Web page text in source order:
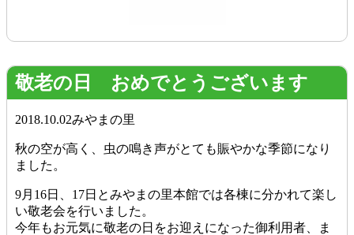
敬老の日 おめでとうございます
2018.10.02みやまの里
秋の空が高く、虫の鳴き声がとても賑やかな季節になり
ました。
9月16日、17日とみやまの里本館では各棟に分かれて楽し
い敬老会を行いました。
今年もお元気に敬老の日をお迎えになった御利用者、ま